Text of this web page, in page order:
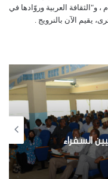
والدولية، أصدر "ديوان الشاعر بعدلي" عام 2002م ، و"الثقافة العربية وروّادها في
المعين من